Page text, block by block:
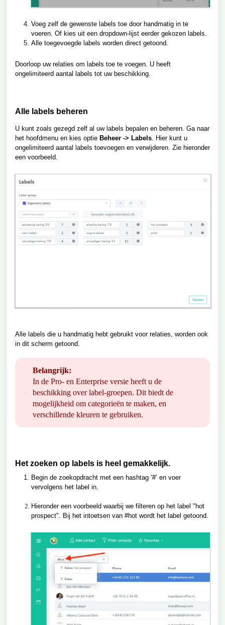
Voeg zelf de gewenste labels toe door handmatig in te
voeren. Of kies uit een dropdown-lijst eerder gekozen labels.
Alle toegevoegde labels worden direct getoond.
Doorloop uw relaties om labels toe te voegen. U heeft
ongelimiteerd aantal labels tot uw beschikking.
Alle labels beheren
U kunt zoals gezegd zelf al uw labels bepalen en beheren. Ga naar
het hoofdmenu en kies optie Beheer -> Labels. Hier kunt u
ongelimiteerd aantal labels toevoegen en verwijderen. Zie hieronder
een voorbeeld.
Alle labels die u handmatig hebt gebruikt voor relaties, worden ook
in dit scherm getoond.
Belangrijk:
In de Pro- en Enterprise versie heeft u de
beschikking over label-groepen. Dit biedt de
mogelijkheid om categorieën te maken, en
verschillende kleuren te gebruiken.
Het zoeken op labels is heel gemakkelijk.
Begin de zoekopdracht met een hashtag ‘#’ en voer
vervolgens het label in.
Hieronder een voorbeeld waarbij we filteren op het label "hot
prospect". Bij het intoetsen van #hot wordt het label getoond.